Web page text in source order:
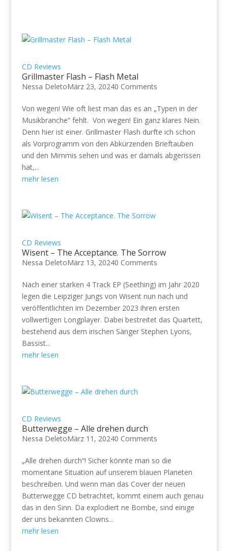
CD Reviews
Grillmaster Flash – Flash Metal
Nessa DeletoMärz 23, 20240 Comments
Von wegen! Wie oft liest man das es an „Typen in der
Musikbranche“ fehlt. Von wegen! Ein ganz klares Nein.
Denn hier ist einer. Grillmaster Flash durfte ich schon
als Vorprogramm von den Abkürzenden Brieftauben
und den Mimmis sehen und was er damals abgerissen
hat,...
mehr lesen
CD Reviews
Wisent – The Acceptance. The Sorrow
Nessa DeletoMärz 13, 20240 Comments
Nach einer starken 4 Track EP (Seething) im Jahr 2020
legen die Leipziger Jungs von Wisent nun nach und
veröffentlichten im Dezember 2023 ihren ersten
vollwertigen Longplayer. Dabei bestreitet das Quartett,
bestehend aus dem irischen Sänger Stephen Lyons,
Bassist...
mehr lesen
CD Reviews
Butterwegge – Alle drehen durch
Nessa DeletoMärz 11, 20240 Comments
„Alle drehen durch“! Sicher könnte man so die
momentane Situation auf unserem blauen Planeten
beschreiben. Und wenn man das Cover der neuen
Butterwegge CD betrachtet, kommt einem auch genau
das in den Sinn. Da explodiert ne Bombe, sind einige
der uns bekannten Clowns...
mehr lesen